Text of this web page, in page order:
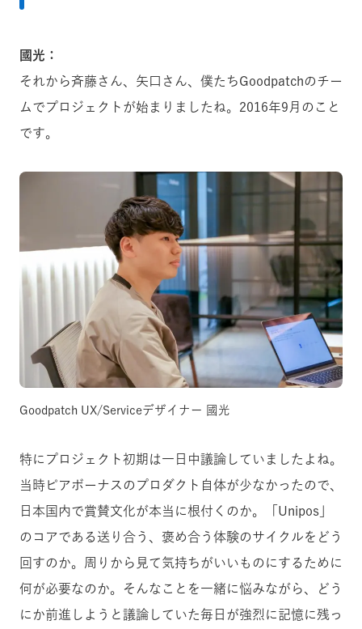
國光：
それから斉藤さん、矢口さん、僕たちGoodpatchのチー
ムでプロジェクトが始まりましたね。2016年9月のこと
です。
Goodpatch UX/Serviceデザイナー 國光
特にプロジェクト初期は一日中議論していましたよね。
当時ピアボーナスのプロダクト自体が少なかったので、
日本国内で賞賛文化が本当に根付くのか。「Unipos」
のコアである送り合う、褒め合う体験のサイクルをどう
回すのか。周りから見て気持ちがいいものにするために
何が必要なのか。そんなことを一緒に悩みながら、どう
にか前進しようと議論していた毎日が強烈に記憶に残っ